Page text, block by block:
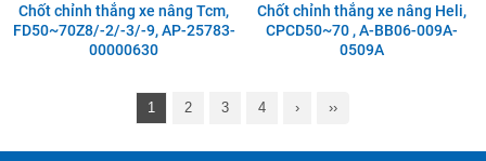
Chốt chỉnh thắng xe nâng Tcm,
FD50~70Z8/-2/-3/-9, AP-25783-
00000630
Chốt chỉnh thắng xe nâng Heli,
CPCD50~70 , A-BB06-009A-
0509A
1 2 3 4 › ››